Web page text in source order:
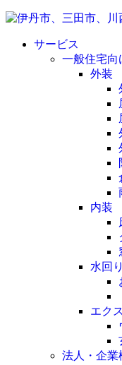
サービス
一般住宅向
外装
内装
水回り
エク
法人・企業